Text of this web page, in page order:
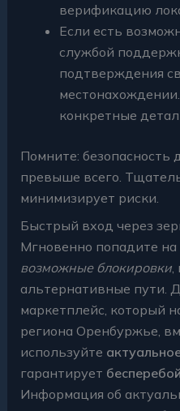
верификацию
Если есть
службой
подтверждения
конкретные
Помните: безопасность
превыше всего.
минимизирует риски.
Быстрый вход через
Мгновенно попадите
возможные блокировки,
альтернативные пути.
маркетплейс, который
региона Оренбуржье,
используйте
гарантирует
Информация об